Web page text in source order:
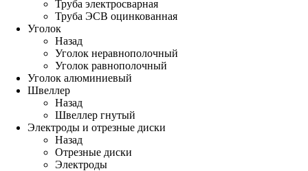
Труба электросварная
Труба ЭСВ оцинкованная
Уголок
Назад
Уголок неравнополочный
Уголок равнополочный
Уголок алюминиевый
Швеллер
Назад
Швеллер гнутый
Электроды и отрезные диски
Назад
Отрезные диски
Электроды